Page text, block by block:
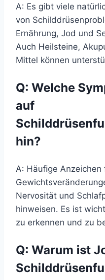
A: Es gibt viele
von
Ernährung, Jod und
Auch Heilsteine,
Mittel können
Q: Welche
auf
hin?
A: Häufige Anzeichen
Nervosität und
hinweisen. Es ist
zu erkennen und zu
Q: Warum ist